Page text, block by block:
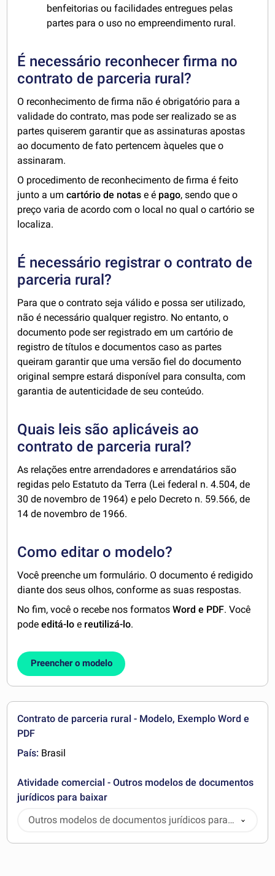
benfeitorias ou facilidades entregues pelas
partes para o uso no empreendimento rural.
É necessário reconhecer firma no
contrato de parceria rural?
O reconhecimento de firma não é obrigatório para a
validade do contrato, mas pode ser realizado se as
partes quiserem garantir que as assinaturas apostas
ao documento de fato pertencem àqueles que o
assinaram.
O procedimento de reconhecimento de firma é feito
junto a umcartório de notas e é pago, sendo que o
preço varia de acordo com o local no qual o cartório se
localiza.
É necessário registrar o contrato de
parceria rural?
Para que o contrato seja válido e possa ser utilizado,
não é necessário qualquer registro. No entanto, o
documento pode ser registrado em um cartório de
registro de títulos e documentos caso as partes
queiram garantir que uma versão fiel do documento
original sempre estará disponível para consulta, com
garantia de autenticidade de seu conteúdo.
Quais leis são aplicáveis ao
contrato de parceria rural?
As relações entre arrendadores e arrendatários são
regidas pelo Estatuto da Terra (Lei federal n. 4.504, de
30 de novembro de 1964) e pelo Decreto n. 59.566, de
14 de novembro de 1966.
Como editar o modelo?
Você preenche um formulário. O documento é redigido
diante dos seus olhos, conforme as suas respostas.
No fim, você o recebe nos formatosWord e PDF. Você
podeeditá-lo e reutilizá-lo.
Preencher o modelo
Contrato de parceria rural - Modelo, Exemplo Word e
PDF
País: Brasil
Atividade comercial - Outros modelos de documentos
jurídicos para baixar
Outros modelos de documentos jurídicos para
baixar